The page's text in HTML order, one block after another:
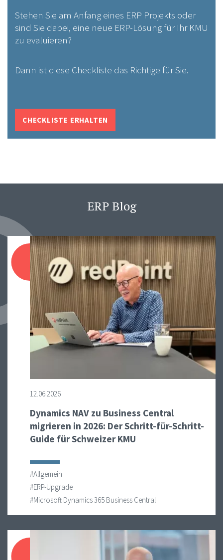
Stehen Sie am Anfang eines ERP Projekts oder
sind Sie dabei, eine neue ERP-Lösung für Ihr KMU
zu evaluieren?
Dann ist diese Checkliste das Richtige für Sie.
CHECKLISTE ERHALTEN
ERP Blog
12.06.2026
Dynamics NAV zu Business Central
migrieren in 2026: Der Schritt-für-Schritt-
Guide für Schweizer KMU
#Allgemein
#ERP-Upgrade
#Microsoft Dynamics 365 Business Central